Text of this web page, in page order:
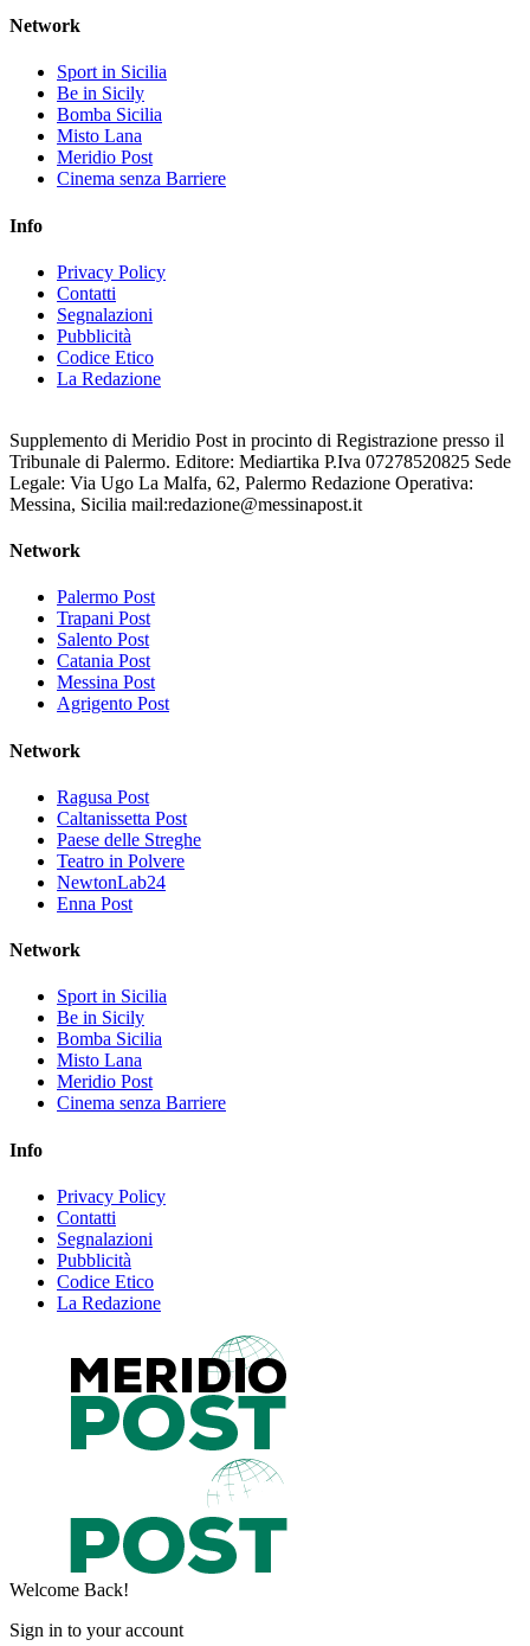
Network
Sport in Sicilia
Be in Sicily
Bomba Sicilia
Misto Lana
Meridio Post
Cinema senza Barriere
Info
Privacy Policy
Contatti
Segnalazioni
Pubblicità
Codice Etico
La Redazione
Supplemento di Meridio Post in procinto di Registrazione presso il
Tribunale di Palermo. Editore: Mediartika P.Iva 07278520825 Sede
Legale: Via Ugo La Malfa, 62, Palermo Redazione Operativa:
Messina, Sicilia mail:redazione@messinapost.it
Network
Palermo Post
Trapani Post
Salento Post
Catania Post
Messina Post
Agrigento Post
Network
Ragusa Post
Caltanissetta Post
Paese delle Streghe
Teatro in Polvere
NewtonLab24
Enna Post
Network
Sport in Sicilia
Be in Sicily
Bomba Sicilia
Misto Lana
Meridio Post
Cinema senza Barriere
Info
Privacy Policy
Contatti
Segnalazioni
Pubblicità
Codice Etico
La Redazione
Welcome Back!
Sign in to your account